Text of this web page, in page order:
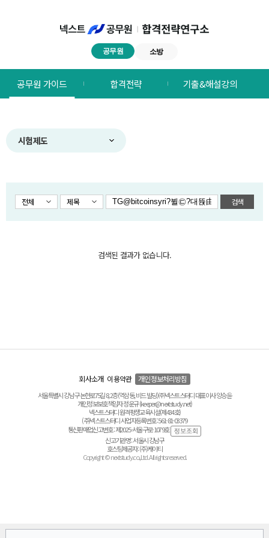
공무원 소방
합격전략연구소
메뉴
공무원 가이드 합격전략 기출&해설강의
시험제도
전체 제목 검색
검색된 결과가 없습니다.
회사소개 이용약관 개인정보처리방침
서울특별시 강남구 논현로75길 8, 2층(역삼동, 비드 빌딩) ㈜넥스트스터디 대표이사 양승윤
개인정보보호책임자 정운규 (keeper@nextstudy.net)
넥스트스터디 원격평생교육시설(제434호)
(주)넥스트스터디 사업자등록번호 : 561-81-03379
통신판매업신고번호 : 제2025-서울구로-1079호
신고기관명 : 서울시 강남구
호스팅제공자 : (주)케이티
Copyright © nextstudy.co.,Ltd. All rights reserved.